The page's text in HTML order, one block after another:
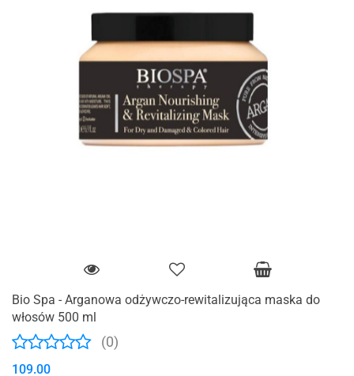
Bio Spa - Arganowa odżywczo-rewitalizująca maska ​​do
włosów 500 ml
(0)
109.00